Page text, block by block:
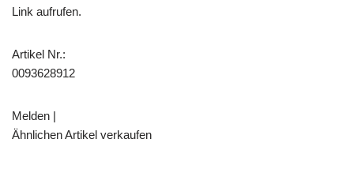
Link aufrufen.
Artikel Nr.:
0093628912
Melden |
Ähnlichen Artikel verkaufen